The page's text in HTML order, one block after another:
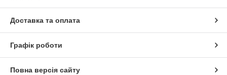
Доставка та оплата
Графік роботи
Повна версія сайту